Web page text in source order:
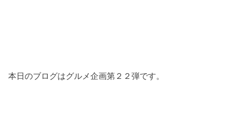
本日のブログはグルメ企画第２２弾です。